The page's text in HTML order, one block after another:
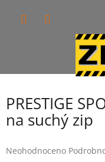
PRESTIGE
na suchý zip
Průměrné
Neohodnoceno